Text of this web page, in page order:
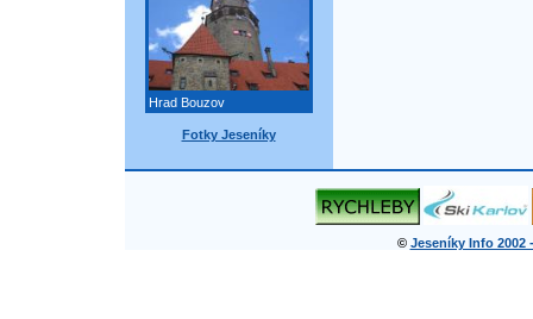
Hrad Bouzov
Fotky Jeseníky
© Jeseníky Info 2002